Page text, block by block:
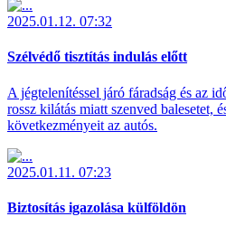
2025.01.12. 07:32
Szélvédő tisztítás indulás előtt
A jégtelenítéssel járó fáradság és az
rossz kilátás miatt szenved balesetet,
következményeit az autós.
2025.01.11. 07:23
Biztosítás igazolása külföldön